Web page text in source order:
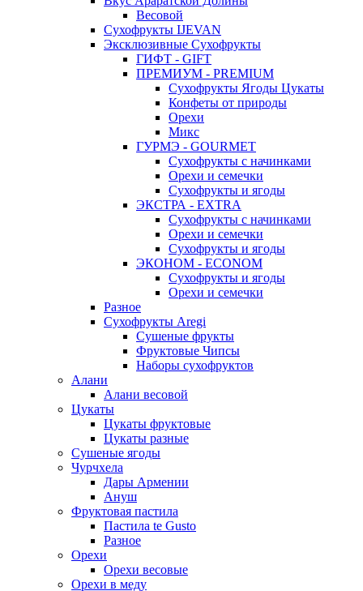
Весовой
Сухофрукты IJEVAN
Эксклюзивные Сухофрукты
ГИФТ - GIFT
ПРЕМИУМ - PREMIUM
Сухофрукты Ягоды Цукаты
Конфеты от природы
Орехи
Микс
ГУРМЭ - GOURMET
Сухофрукты с начинками
Орехи и семечки
Сухофрукты и ягоды
ЭКСТРА - EXTRA
Сухофрукты с начинками
Орехи и семечки
Сухофрукты и ягоды
ЭКОНОМ - ECONOM
Сухофрукты и ягоды
Орехи и семечки
Разное
Сухофрукты Aregi
Сушеные фрукты
Фруктовые Чипсы
Наборы сухофруктов
Алани
Алани весовой
Цукаты
Цукаты фруктовые
Цукаты разные
Сушеные ягоды
Чурчхела
Дары Армении
Ануш
Фруктовая пастила
Пастила te Gusto
Разное
Орехи
Орехи весовые
Орехи в меду